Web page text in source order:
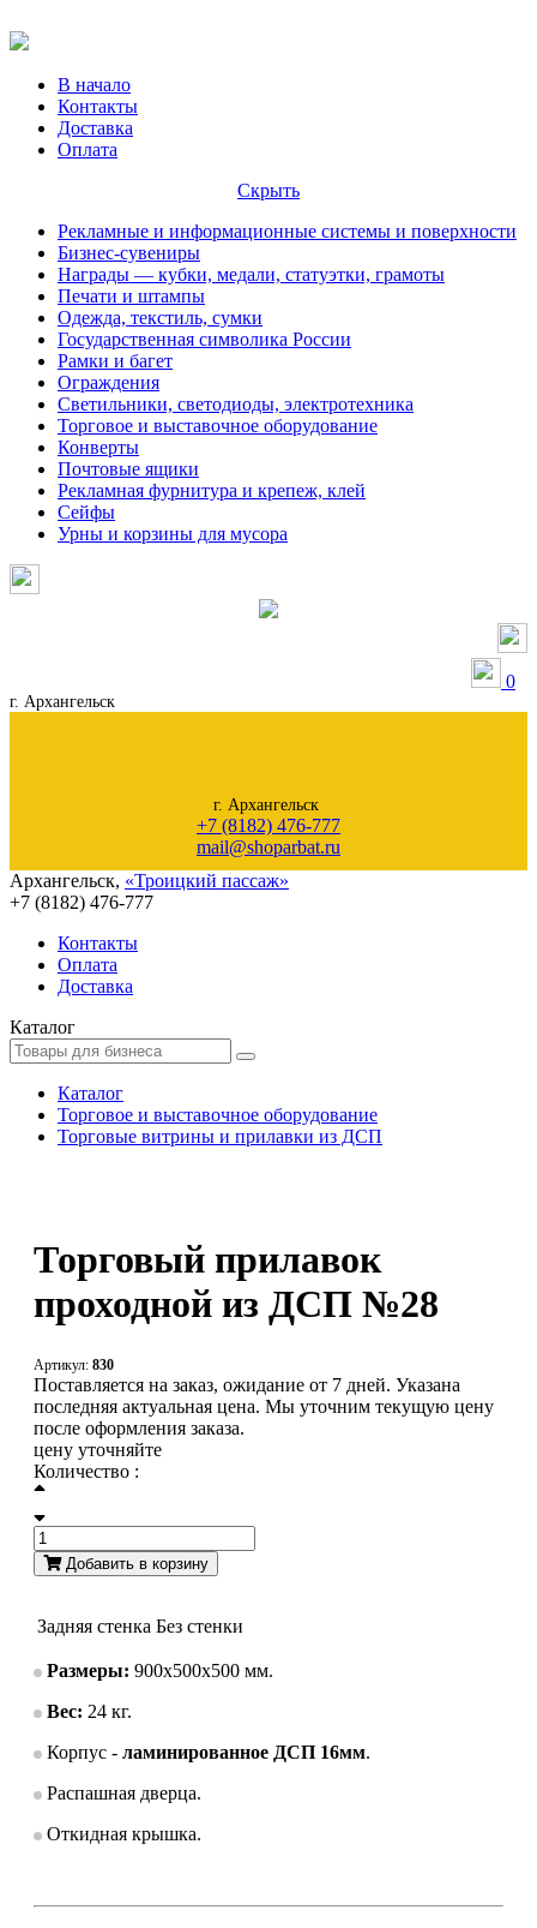
В начало
Контакты
Доставка
Оплата
Скрыть
Рекламные и информационные системы и поверхности
Бизнес-сувениры
Награды — кубки, медали, статуэтки, грамоты
Печати и штампы
Одежда, текстиль, сумки
Государственная символика России
Рамки и багет
Ограждения
Светильники, светодиоды, электротехника
Торговое и выставочное оборудование
Конверты
Почтовые ящики
Рекламная фурнитура и крепеж, клей
Сейфы
Урны и корзины для мусора
0
г. Архангельск
г. Архангельск
+7 (8182) 476-777
mail@shoparbat.ru
Архангельск, «Троицкий пассаж»
+7 (8182) 476-777
Контакты
Оплата
Доставка
Каталог
Каталог
Торговое и выставочное оборудование
Торговые витрины и прилавки из ДСП
Торговый прилавок
проходной из ДСП №28
Артикул: 830
Поставляется на заказ, ожидание от 7 дней. Указана
последняя актуальная цена. Мы уточним текущую цену
после оформления заказа.
цену уточняйте
Количество :
Добавить в корзину
Задняя стенка Без стенки
Размеры: 900х500х500 мм.
Вес: 24 кг.
Корпус - ламинированное ДСП 16мм.
Распашная дверца.
Откидная крышка.